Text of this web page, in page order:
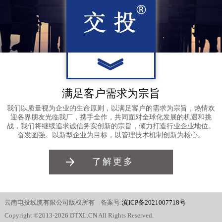
︾
满足客户需求为宗旨
我们以质量视为企业的生命原则，以满足客户的需求为宗旨，热情欢
迎各界朋友光临我厂，携手全作，共同面对全球化发展的机遇和挑
战，我们将继续追求诚信务实创新的宗旨，倾力打造行业企业地位。
奋发图强。以新型企业为目标，以管理技术机制创新为核心。
了解更多
云南电投线缆有限公司版权所有 备案号:滇ICP备2021007718号
Copyright ©2013-2026 DTXL.CN All Rights Reserved.